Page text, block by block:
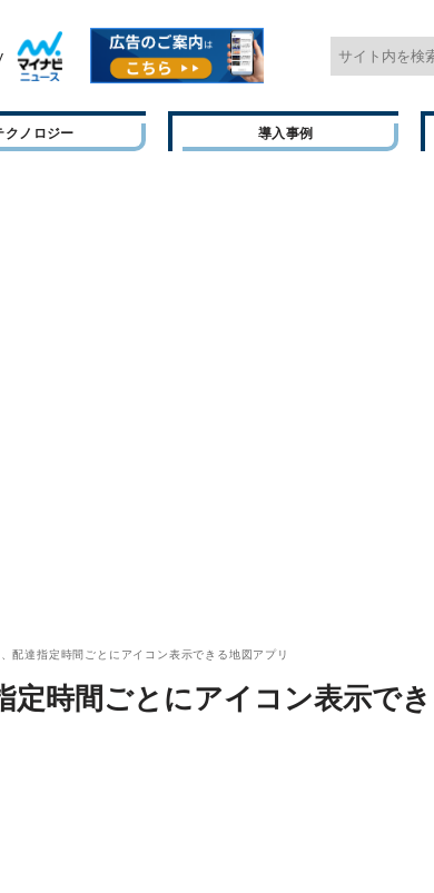
クノロジー 導入事例
配達指定時間ごとにアイコン表示できる地図アプリ
定時間ごとにアイコン表示で